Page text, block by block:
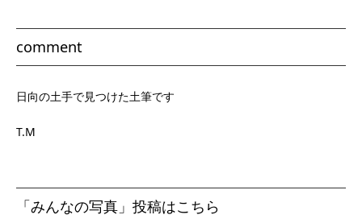
comment
日向の土手で見つけた土筆です
T.M
「みんなの写真」投稿はこちら